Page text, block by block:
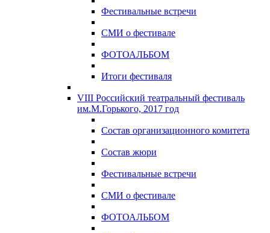
Фестивальные встречи
СМИ о фестивале
ФОТОАЛЬБОМ
Итоги фестиваля
VIII Российский театральный фестиваль
им.М.Горького, 2017 год
Состав организационного комитета
Состав жюри
Фестивальные встречи
СМИ о фестивале
ФОТОАЛЬБОМ